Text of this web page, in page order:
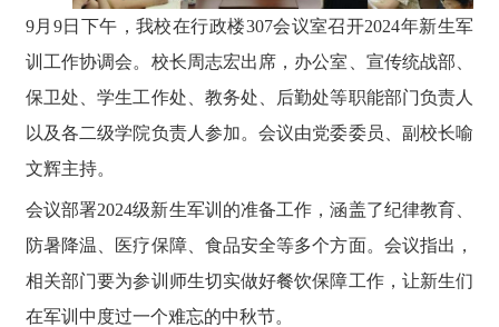
9月9日下午，我校在行政楼307会议室召开2024年新生军
训工作协调会。校长周志宏出席，办公室、宣传统战部、
保卫处、学生工作处、教务处、后勤处等职能部门负责人
以及各二级学院负责人参加。会议由党委委员、副校长喻
文辉主持。
会议部署2024级新生军训的准备工作，涵盖了纪律教育、
防暑降温、医疗保障、食品安全等多个方面。会议指出，
相关部门要为参训师生切实做好餐饮保障工作，让新生们
在军训中度过一个难忘的中秋节。